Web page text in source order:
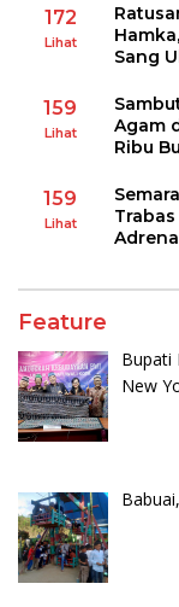
172
Lihat
Sang
159
Lihat
Agam
Ribu
159
Lihat
Feature
Bupati
New